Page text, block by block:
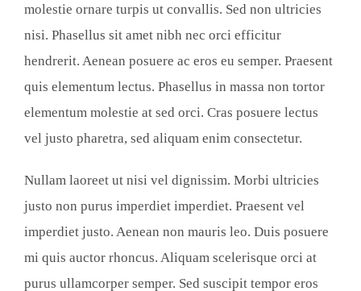
molestie ornare turpis ut convallis. Sed non ultricies
nisi. Phasellus sit amet nibh nec orci efficitur
hendrerit. Aenean posuere ac eros eu semper. Praesent
quis elementum lectus. Phasellus in massa non tortor
elementum molestie at sed orci. Cras posuere lectus
vel justo pharetra, sed aliquam enim consectetur.
Nullam laoreet ut nisi vel dignissim. Morbi ultricies
justo non purus imperdiet imperdiet. Praesent vel
imperdiet justo. Aenean non mauris leo. Duis posuere
mi quis auctor rhoncus. Aliquam scelerisque orci at
purus ullamcorper semper. Sed suscipit tempor eros